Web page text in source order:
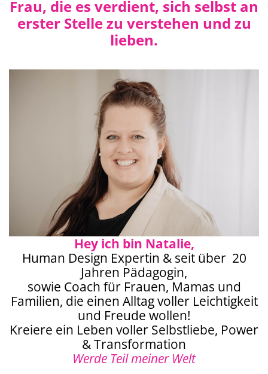
Frau, die es verdient, sich selbst an
erster Stelle zu verstehen und zu
lieben.
Hey ich bin Natalie,
Human Design Expertin & seit über 20
Jahren Pädagogin,
sowie Coach für Frauen, Mamas und
Familien, die einen Alltag voller Leichtigkeit
und Freude wollen!
Kreiere ein Leben voller Selbstliebe, Power
& Transformation
Werde Teil meiner Welt